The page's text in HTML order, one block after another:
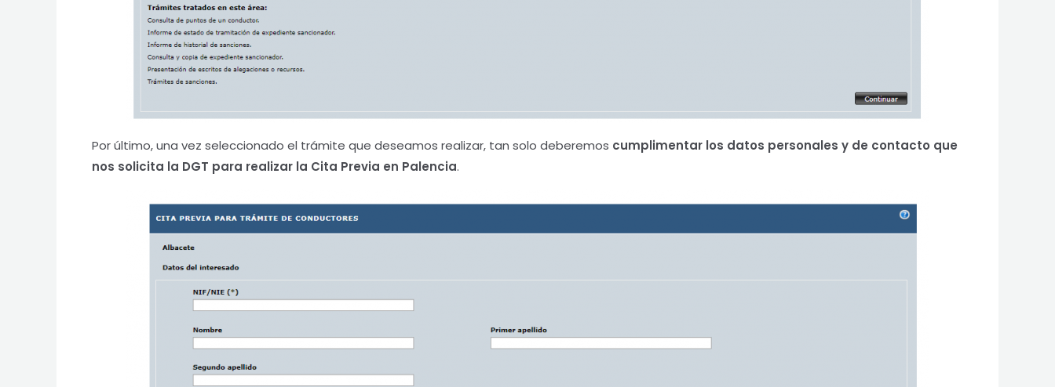
Por último, una vez seleccionado el trámite que deseamos realizar, tan solo deberemos cumplimentar los datos personales y de contacto que
nos solicita la DGT para realizar la Cita Previa en Palencia.